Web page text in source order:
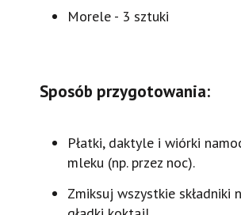
Morele - 3 sztuki
Sposób przygotowania:
Płatki, daktyle i wiórki
mleku (np. przez noc).
Zmiksuj wszystkie składniki